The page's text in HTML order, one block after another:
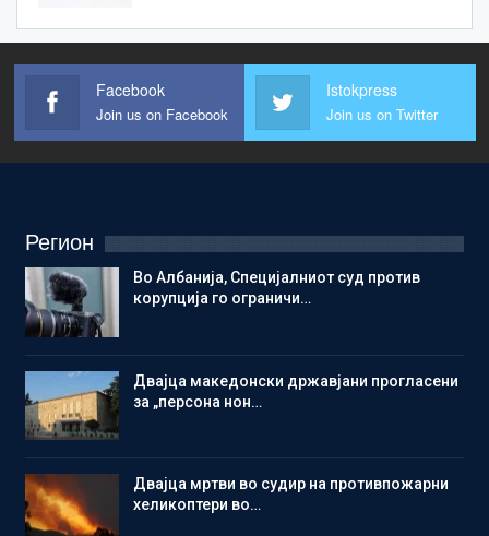
Facebook
Join us on Facebook
Istokpress
Join us on Twitter
Регион
Во Албанија, Специјалниот суд против
корупција го ограничи…
Двајца македонски државјани прогласени
за „персона нон…
Двајца мртви во судир на противпожарни
хеликоптери во…